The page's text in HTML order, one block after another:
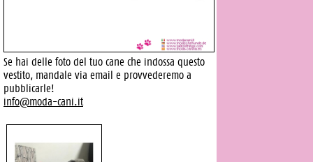
Se hai delle foto del tuo cane che indossa questo
vestito, mandale via email e provvederemo a
pubblicarle!
info@moda-cani.it